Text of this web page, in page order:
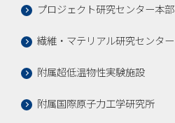
プロジェクト研究センター本部
繊維・マテリアル研究センター
附属超低温物性実験施設
附属国際原子力工学研究所